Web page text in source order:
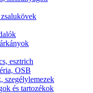
esztrich
OSB
szegélylemezek
és tartozékok